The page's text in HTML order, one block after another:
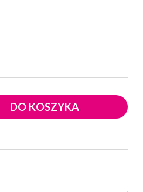
DO KOSZYKA